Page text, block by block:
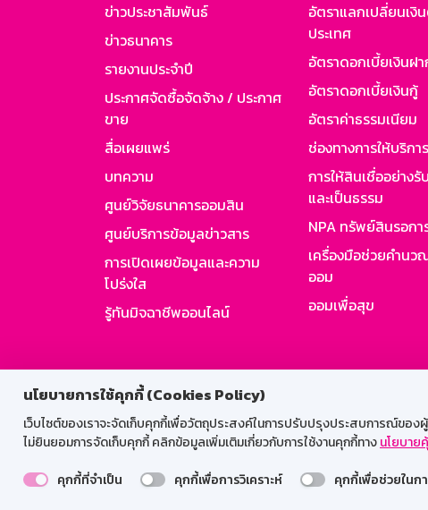
นโยบายการใช้คุกกี้ (Cookies Policy)
เว็บไซต์ของเราจะจัดเก็บคุกกี้เพื่อวัตถุประสงค์ในการปรับปรุงประสบการณ์ของ
ไม่ยินยอมการจัดเก็บคุกกี้ คลิกข้อมูลเพิ่มเติมเกี่ยวกับการใช้งานคุกกี้ทางนโยบา
คุกกี้ที่จำเป็น
คุกกี้เพื่อการวิเคราะห์ คุกกี้เพื่อช่วยในก
ข่าวประชาสัมพันธ์
ข่าวธนาคาร
รายงานประจำปี
ประกาศจัดซื้อจัดจ้าง / ประกาศ
ขาย
สื่อเผยแพร่
บทความ
ศูนย์วิจัยธนาคารออมสิน
ศูนย์บริการข้อมูลข่าวสาร
การเปิดเผยข้อมูลและความ
โปร่งใส
รู้ทันมิจฉาชีพออนไลน์
อัตราแลกเปลี่ยนเงิ
ประเทศ
อัตราดอกเบี้ยเงินฝ
อัตราดอกเบี้ยเงินกู้
อัตราค่าธรรมเนียม
ช่องทางการให้บริการ
การให้สินเชื่ออย่าง
และเป็นธรรม
NPA ทรัพย์สินรอกา
เครื่องมือช่วยคำนว
ออม
ออมเพื่อสุข